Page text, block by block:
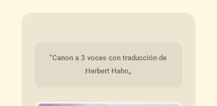
“Canon a 3 voces con traducción de
Herbert Hahn„